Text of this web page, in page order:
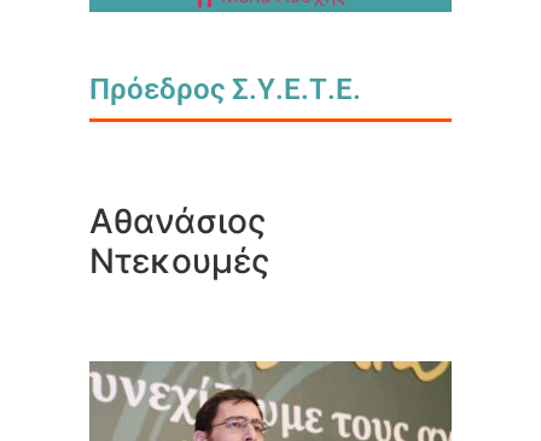
Πρόεδρος Σ.Υ.Ε.Τ.Ε.
Αθανάσιος
Ντεκουμές